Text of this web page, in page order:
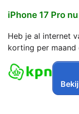
iPhone 17 Pro
Heb je al internet
korting per maand